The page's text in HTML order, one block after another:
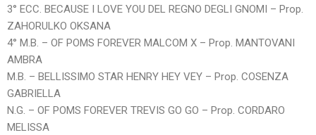
3° ECC. BECAUSE I LOVE YOU DEL REGNO DEGLI GNOMI – Prop.
ZAHORULKO OKSANA
4° M.B. – OF POMS FOREVER MALCOM X – Prop. MANTOVANI
AMBRA
M.B. – BELLISSIMO STAR HENRY HEY VEY – Prop. COSENZA
GABRIELLA
N.G. – OF POMS FOREVER TREVIS GO GO – Prop. CORDARO
MELISSA